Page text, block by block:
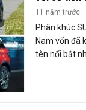
11 năm trước
Phân khúc
Nam vốn đã
tên nổi bật